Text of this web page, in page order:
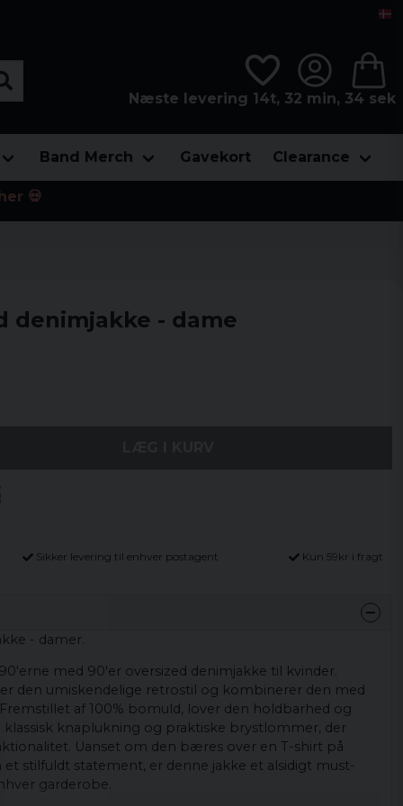
Næste levering 14t, 32 min, 32 sek
Band Merch Gavekort Clearance
💀
denimjakke - dame
Sikker levering til enhver postagent Kun 59kr i fragt
- damer.
med 90'er oversized denimjakke til kvinder.
den umiskendelige retrostil og kombinerer den med
Fremstillet af 100% bomuld, lover den holdbarhed og
klassisk knaplukning og praktiske brystlommer, der
Uanset om den bæres over en T-shirt på
et stilfuldt statement, er denne jakke et alsidigt must-
garderobe.